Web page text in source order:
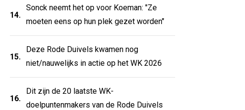
14.
Sonck neemt het op voor Koeman: "Ze
moeten eens op hun plek gezet worden"
15.
Deze Rode Duivels kwamen nog
niet/nauwelijks in actie op het WK 2026
16.
Dit zijn de 20 laatste WK-
doelpuntenmakers van de Rode Duivels